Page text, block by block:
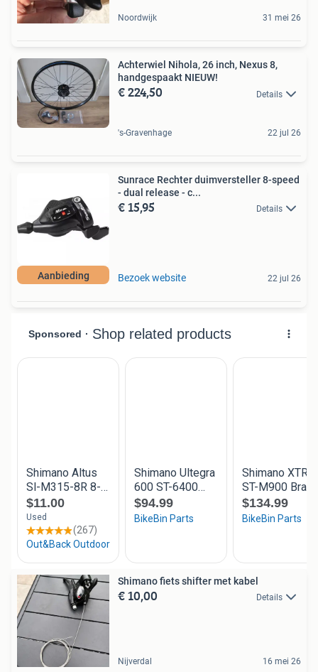
Noordwijk 31 mei 26
Achterwiel Nihola, 26 inch, Nexus 8,
handgespaakt NIEUW!
€ 224,50 Details
's-Gravenhage 22 jul 26
Aanbieding
Sunrace Rechter duimversteller 8-speed
- dual release - c...
€ 15,95 Details
Bezoek website 22 jul 26
Shimano fiets shifter met kabel
€ 10,00 Details
Nijverdal 16 mei 26